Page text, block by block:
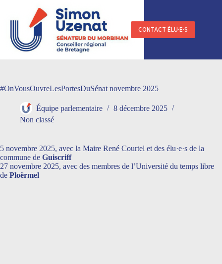
contenu
CONTACT ÉLU·E·S
#OnVousOuvreLesPortesDuSénat novembre 2025
Équipe parlementaire
8 décembre 2025
Non classé
5 novembre 2025, avec la Maire René Courtel et des élu·e·s de la
commune de Guiscriff
27 novembre 2025, avec des membres de l’Université du temps libre
de Ploërmel